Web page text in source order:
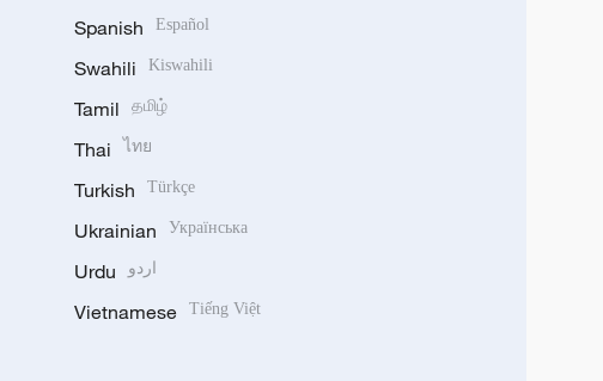
Spanish Español
Swahili Kiswahili
Tamil தமிழ்
Thai ไทย
Turkish Türkçe
Ukrainian Українська
Urdu اردو
Vietnamese Tiếng Việt